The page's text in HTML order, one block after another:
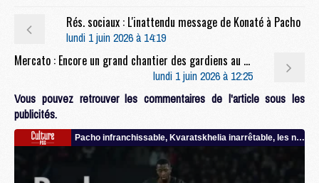
Rés. sociaux : L'inattendu message de Konaté à Pacho
lundi 1 juin 2026 à 14:19
Mercato : Encore un grand chantier des gardiens au PSG cet été ?
lundi 1 juin 2026 à 12:25
Vous pouvez retrouver les commentaires de l'article sous les
publicités.